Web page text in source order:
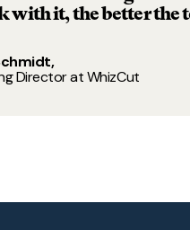
with it, the better the
Director at WhizCut